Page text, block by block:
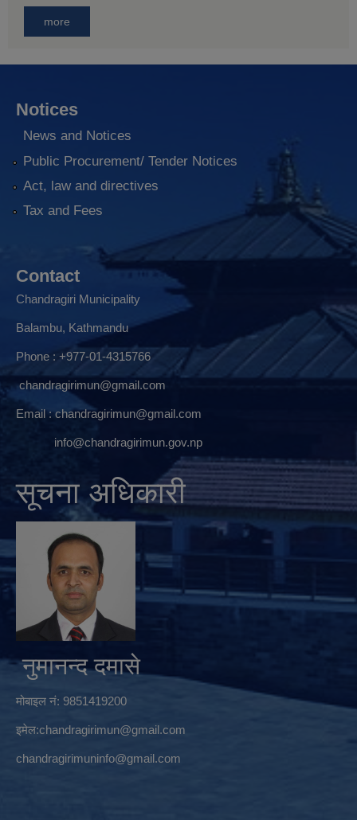
more
Notices
News and Notices
Public Procurement/ Tender Notices
Act, law and directives
Tax and Fees
Contact
Chandragiri Municipality
Balambu, Kathmandu
Phone : +977-01-4315766
chandragirimun@gmail.com
Email :chandragirimun@gmail.com
info@chandragirimun.gov.np
सूचना अधिकारी
नुमानन्द दमासे
मोबाइल नं: 9851419200
इमेल:chandragirimun@gmail.com
chandragirimuninfo@gmail.com